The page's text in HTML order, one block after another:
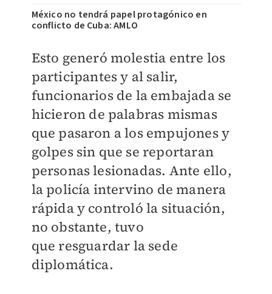
México no tendrá papel protagónico en
conflicto de Cuba: AMLO
Esto generó molestia entre los
participantes y al salir,
funcionarios de la embajada se
hicieron de palabras mismas
que pasaron a los empujones y
golpes sin que se reportaran
personas lesionadas. Ante ello,
la policía intervino de manera
rápida y controló la situación,
no obstante, tuvo
queresguardar la sede
diplomática.